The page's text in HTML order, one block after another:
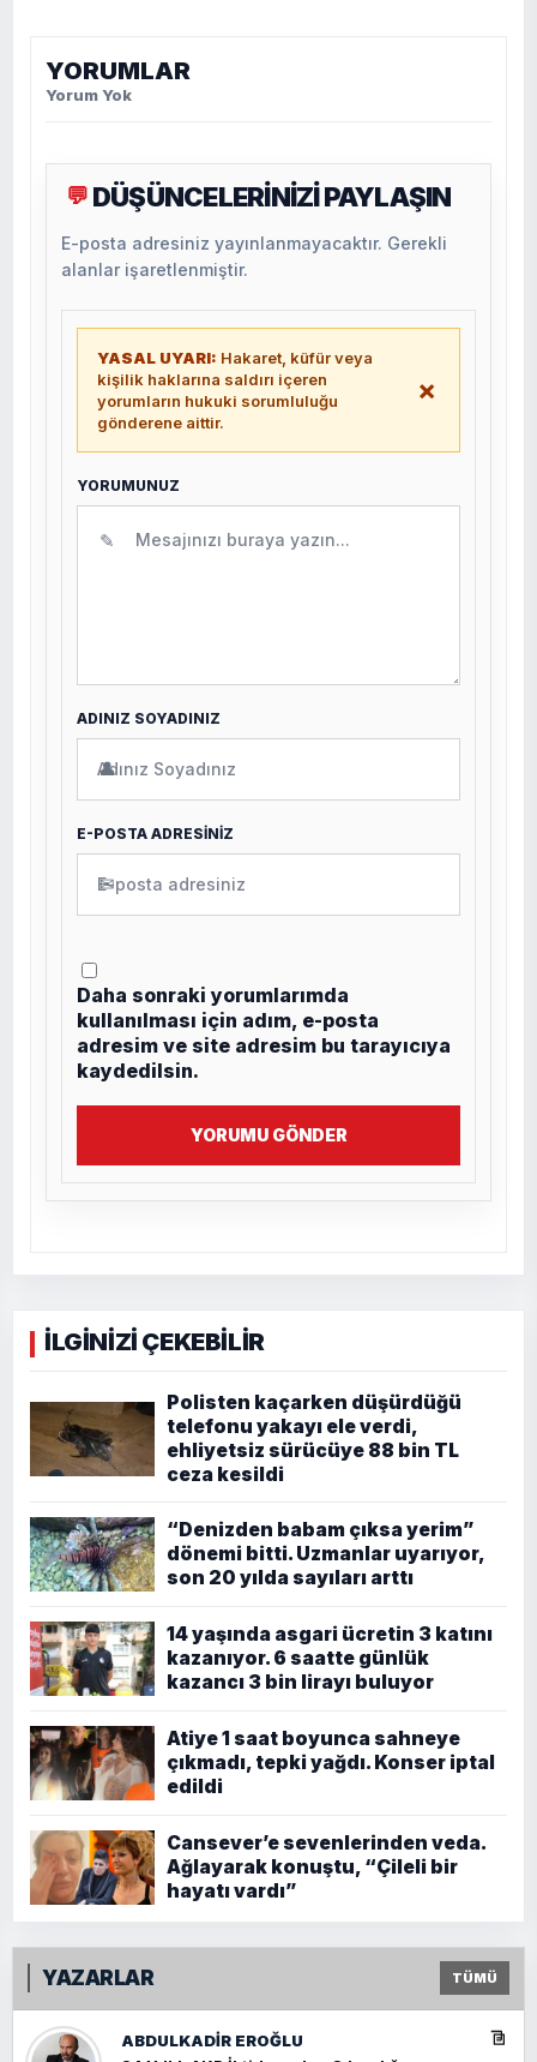
YORUMLAR
Yorum Yok
💬 DÜŞÜNCELERİNİZİ PAYLAŞIN
E-posta adresiniz yayınlanmayacaktır. Gerekli
alanlar işaretlenmiştir.
YASAL UYARI: Hakaret, küfür veya
kişilik haklarına saldırı içeren
yorumların hukuki sorumluluğu
gönderene aittir.
×
YORUMUNUZ
✎
ADINIZ SOYADINIZ
👤
E-POSTA ADRESİNİZ
✉
Daha sonraki yorumlarımda
kullanılması için adım, e-posta
adresim ve site adresim bu tarayıcıya
kaydedilsin.
YORUMU GÖNDER
İLGİNİZİ ÇEKEBİLİR
Polisten kaçarken düşürdüğü
telefonu yakayı ele verdi,
ehliyetsiz sürücüye 88 bin TL
ceza kesildi
“Denizden babam çıksa yerim”
dönemi bitti. Uzmanlar uyarıyor,
son 20 yılda sayıları arttı
14 yaşında asgari ücretin 3 katını
kazanıyor. 6 saatte günlük
kazancı 3 bin lirayı buluyor
Atiye 1 saat boyunca sahneye
çıkmadı, tepki yağdı. Konser iptal
edildi
Cansever’e sevenlerinden veda.
Ağlayarak konuştu, “Çileli bir
hayatı vardı”
YAZARLAR TÜMÜ
ABDULKADIR EROĞLU